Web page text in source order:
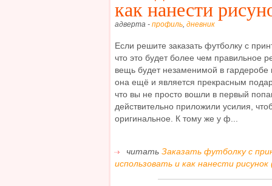
как нанести
адверта - профиль, дневник
Если решите заказать футболку с
что это будет более чем правильное
вещь будет незаменимой в гардеробе
она ещё и является прекрасным
что вы не просто вошли в первый
действительно приложили усилия,
оригинальное. К тому же у ф...
читать Заказать футболку с
использовать и как нанести рисунок